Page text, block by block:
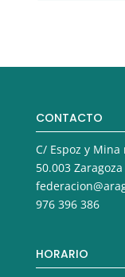
CONTACTO
C/ Espoz y Mina
50.003 Zaragoza
976 396 386
HORARIO